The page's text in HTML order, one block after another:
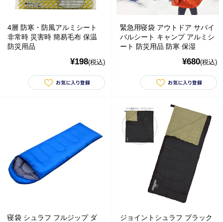
4層 防寒・防風アルミシート
非常時 災害時 簡易毛布 保温
防災用品
¥198(税込)
緊急用寝袋 アウトドア サバイ
バルシート キャンプ アルミシ
ート 防災用品 防寒 保湿
¥680(税込)
寝袋 シュラフ フルジップ ダ
ジョイントシュラフ ブラック